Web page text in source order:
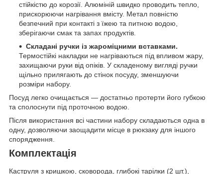
стійкістю до корозії. Алюміній швидко проводить тепло,
прискорюючи нагрівання вмісту. Метал повністю
безпечний при контакті з їжею та питною водою,
зберігаючи смак та запах продуктів.
Складані ручки із жароміцними вставками.
Термостійкі накладки не нагріваються під впливом жару,
захищаючи руки від опіків. У складеному вигляді ручки
щільно прилягають до стінок посуду, зменшуючи
розміри набору.
Посуд легко очищається — достатньо протерти його губкою
та сполоснути під проточною водою.
Після використання всі частини набору складаються одна в
одну, дозволяючи заощадити місце в рюкзаку для іншого
спорядження.
Комплектація
Каструля з кришкою, сковорода, глибокі тарілки (2 шт.),